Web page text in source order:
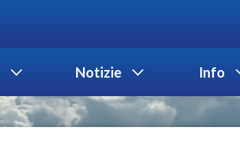
Notizie Info